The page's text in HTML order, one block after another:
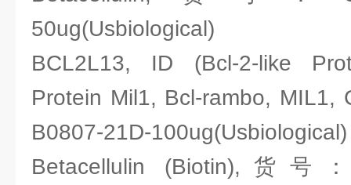
50ug(Usbiological)
BCL2L13, ID (Bcl-2-like
Protein Mil1, Bcl-rambo, MIL1,
B0807-21D-100ug(Usbiological)
Betacellulin (Biotin),货号